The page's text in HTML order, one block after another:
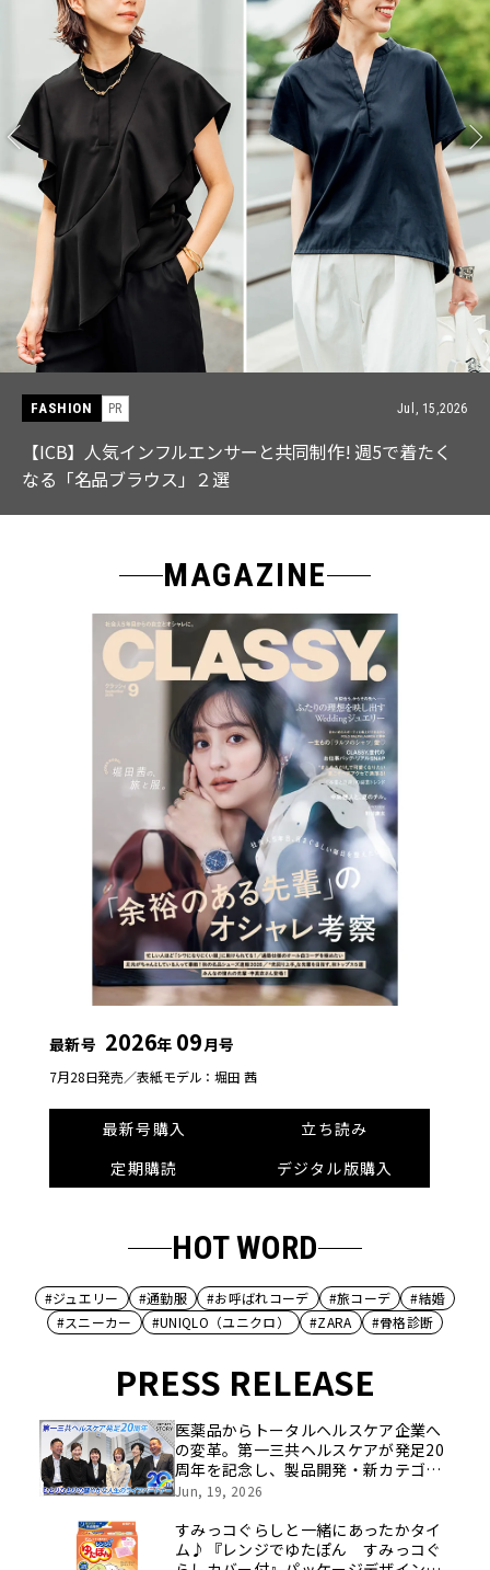
FASHION PR Jul, 15,2026
【ICB】人気インフルエンサーと共同制作! 週5で着たく
なる「名品ブラウス」２選
MAGAZINE
最新号 2026年 09月号
7月28日発売／表紙モデル：堀田 茜
最新号購入
立ち読み
定期購読
デジタル版購入
HOT WORD
#ジュエリー #通勤服 #お呼ばれコーデ #旅コーデ
#結婚
#スニーカー
#UNIQLO（ユニクロ） #ZARA #骨格診断
PRESS RELEASE
医薬品からトータルヘルスケア企業へ
の変革。第一三共ヘルスケアが発足20
周年を記念し、製品開発・新カテゴリ
挑戦の舞台や旧社統合時のエピソード
像を公開！
Jun, 19, 2026
すみっコぐらしと一緒にあったかタイ
ム♪『レンジでゆたぽん すみっコぐ